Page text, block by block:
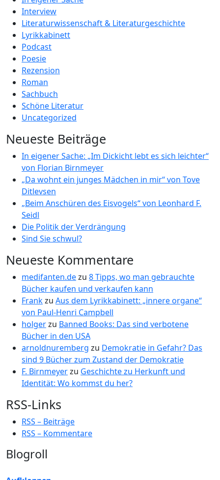
Interview
Literaturwissenschaft & Literaturgeschichte
Lyrikkabinett
Podcast
Poesie
Rezension
Roman
Sachbuch
Schöne Literatur
Uncategorized
Neueste Beiträge
In eigener Sache: „Im Dickicht lebt es sich leichter“
von Florian Birnmeyer
„Da wohnt ein junges Mädchen in mir“ von Tove
Ditlevsen
„Beim Anschüren des Eisvogels“ von Leonhard F.
Seidl
Die Politik der Verdrängung
Sind Sie schwul?
Neueste Kommentare
medifanten.dezu 8 Tipps, wo man gebrauchte
Bücher kaufen und verkaufen kann
Frankzu Aus dem Lyrikkabinett: „innere organe“
von Paul-Henri Campbell
holgerzu Banned Books: Das sind verbotene
Bücher in den USA
arnoldnuremberg zu Demokratie in Gefahr? Das
sind 9 Bücher zum Zustand der Demokratie
F. Birnmeyerzu Geschichte zu Herkunft und
Identität: Wo kommst du her?
RSS-Links
RSS – Beiträge
RSS – Kommentare
Blogroll